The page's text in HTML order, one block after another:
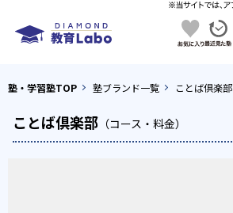
塾・学習塾TOP 塾ブランド一覧 ことば倶楽部
ことば倶楽部 （コース・料金）